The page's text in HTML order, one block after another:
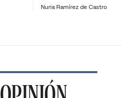
Nuria Ramírez de Castro